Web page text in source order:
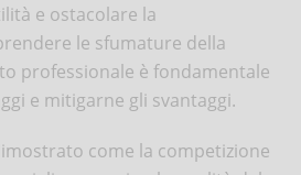
e ostacolare la
le sfumature della
professionale è fondamentale
e mitigarne gli svantaggi.
come la competizione